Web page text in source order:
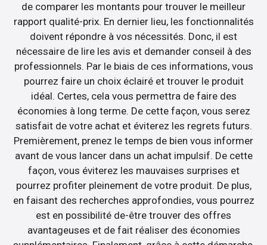
de comparer les montants pour trouver le meilleur
rapport qualité-prix. En dernier lieu, les fonctionnalités
doivent répondre à vos nécessités. Donc, il est
nécessaire de lire les avis et demander conseil à des
professionnels. Par le biais de ces informations, vous
pourrez faire un choix éclairé et trouver le produit
idéal. Certes, cela vous permettra de faire des
économies à long terme. De cette façon, vous serez
satisfait de votre achat et éviterez les regrets futurs.
Premièrement, prenez le temps de bien vous informer
avant de vous lancer dans un achat impulsif. De cette
façon, vous éviterez les mauvaises surprises et
pourrez profiter pleinement de votre produit. De plus,
en faisant des recherches approfondies, vous pourrez
est en possibilité de-être trouver des offres
avantageuses et de fait réaliser des économies